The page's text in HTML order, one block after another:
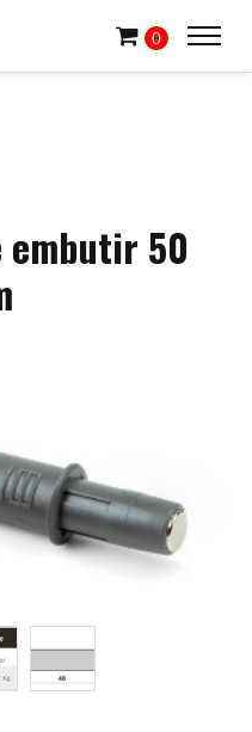
0
embutir 50